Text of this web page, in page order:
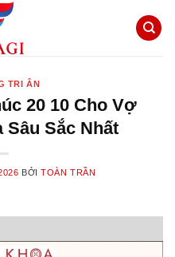
TRI ÂN
20 10 Cho Vợ
Sâu Sắc Nhất
BỞITOÀN TRẦN